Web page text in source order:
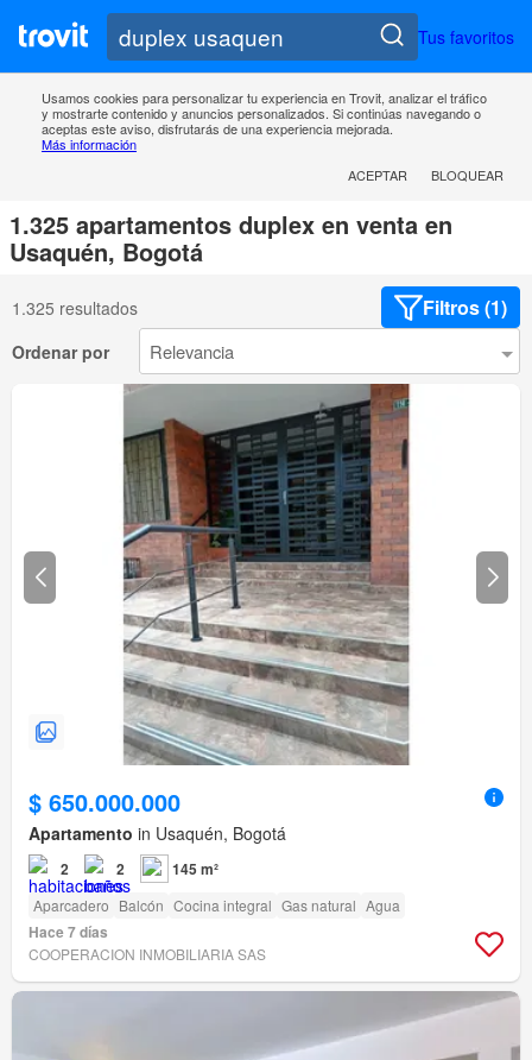
Tus favoritos
Usamos cookies para personalizar tu experiencia en Trovit, analizar el tráfico
y mostrarte contenido y anuncios personalizados. Si continúas navegando o
aceptas este aviso, disfrutarás de una experiencia mejorada.
Más información
ACEPTAR
BLOQUEAR
1.325 apartamentos duplex en venta en
Usaquén, Bogotá
1.325 resultados Filtros (1)
Ordenar por
$ 650.000.000
Apartamento in Usaquén, Bogotá
2 2 145 m²
Aparcadero Balcón Cocina integral Gas natural Agua
Hace 7 días
COOPERACION INMOBILIARIA SAS